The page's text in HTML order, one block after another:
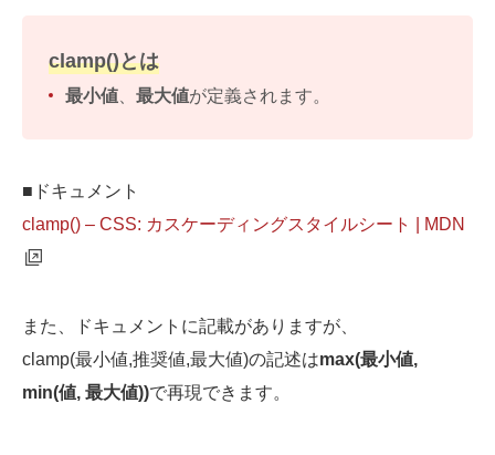
clamp()とは
最小値 最大値が定義されます。
■ドキュメント
clamp() – CSS: カスケーディングスタイルシート | MDN
また、ドキュメントに記載がありますが、
clamp(最小値,推奨値,最大値)の記述はmax(最小値,
min(値, 最大値))で再現できます。